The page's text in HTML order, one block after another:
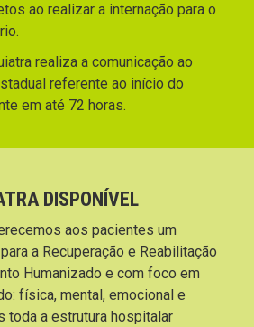
ao realizar a internação para o
realiza a comunicação ao
referente ao início do
em até 72 horas.
DISPONÍVEL
aos pacientes um
a Recuperação e Reabilitação
Humanizado e com foco em
física, mental, emocional e
toda a estrutura hospitalar